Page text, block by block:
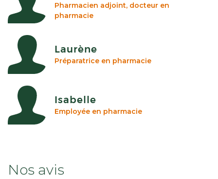
Pharmacien adjoint, docteur en
pharmacie
Laurène
Préparatrice en pharmacie
Isabelle
Employée en pharmacie
Nos avis